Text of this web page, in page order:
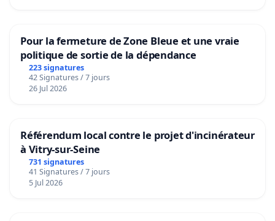
Pour la fermeture de Zone Bleue et une vraie
politique de sortie de la dépendance
223 signatures
42 Signatures / 7 jours
26 Jul 2026
Référendum local contre le projet d'incinérateur
à Vitry-sur-Seine
731 signatures
41 Signatures / 7 jours
5 Jul 2026